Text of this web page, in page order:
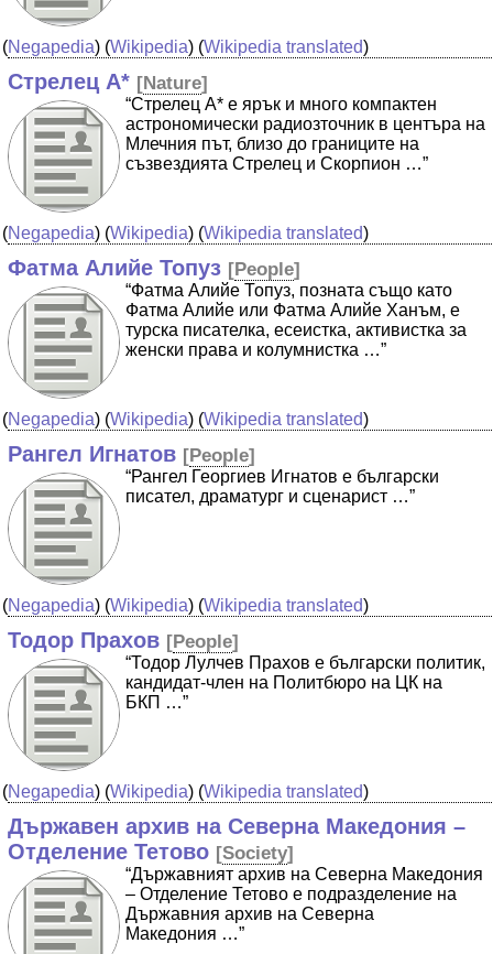
(Negapedia) (Wikipedia) (Wikipedia translated)
Стрелец А* [Nature]
“Стрелец А* е ярък и много компактен
астрономически радиозточник в центъра на
Млечния път, близо до границите на
съзвездията Стрелец и Скорпион …”
(Negapedia) (Wikipedia) (Wikipedia translated)
Фатма Алийе Топуз [People]
“Фатма Алийе Топуз, позната също като
Фатма Алийе или Фатма Алийе Ханъм, е
турска писателка, есеистка, активистка за
женски права и колумнистка …”
(Negapedia) (Wikipedia) (Wikipedia translated)
Рангел Игнатов [People]
“Рангел Георгиев Игнатов е български
писател, драматург и сценарист …”
(Negapedia) (Wikipedia) (Wikipedia translated)
Тодор Прахов [People]
“Тодор Лулчев Прахов е български политик,
кандидат-член на Политбюро на ЦК на
БКП …”
(Negapedia) (Wikipedia) (Wikipedia translated)
Държавен архив на Северна Македония –
Отделение Тетово [Society]
“Държавният архив на Северна Македония
– Отделение Тетово е подразделение на
Държавния архив на Северна
Македония …”